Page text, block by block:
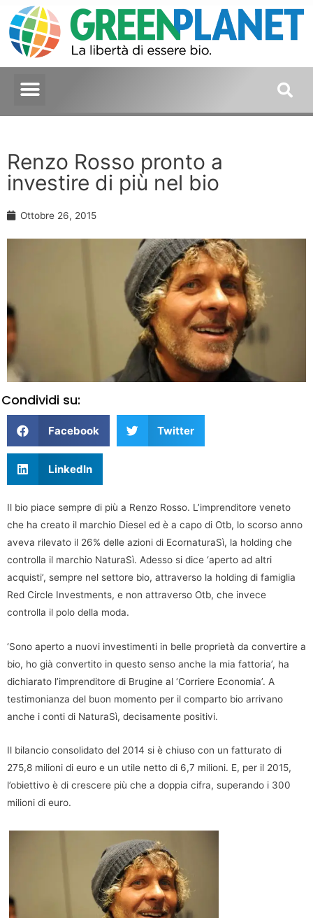
Renzo Rosso pronto a
investire di più nel bio
Ottobre 26, 2015
Condividi su:
Facebook Twitter
LinkedIn
Il bio piace sempre di più a Renzo Rosso. L’imprenditore veneto
che ha creato il marchio Diesel ed è a capo di Otb, lo scorso anno
aveva rilevato il 26% delle azioni di EcornaturaSì, la holding che
controlla il marchio NaturaSì. Adesso si dice ‘aperto ad altri
acquisti’, sempre nel settore bio, attraverso la holding di famiglia
Red Circle Investments, e non attraverso Otb, che invece
controlla il polo della moda.
‘Sono aperto a nuovi investimenti in belle proprietà da convertire a
bio, ho già convertito in questo senso anche la mia fattoria’, ha
dichiarato l’imprenditore di Brugine al ‘Corriere Economia’. A
testimonianza del buon momento per il comparto bio arrivano
anche i conti di NaturaSì, decisamente positivi.
Il bilancio consolidato del 2014 si è chiuso con un fatturato di
275,8 milioni di euro e un utile netto di 6,7 milioni. E, per il 2015,
l’obiettivo è di crescere più che a doppia cifra, superando i 300
milioni di euro.